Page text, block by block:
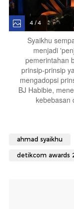
4 / 4
Syaikhu
menjadi
pemerintahan
prinsip-prinsip
mengadopsi
BJ Habibie,
kebebasan
ahmad syaikhu
detikcom awards